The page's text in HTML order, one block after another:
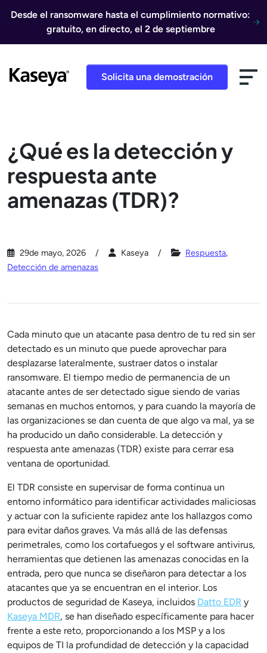
Desde el ransomware hasta el cumplimiento normativo:
gratuito, en directo, el 2 de septiembre
Solicita una demostración
¿Qué es la detección y
respuesta ante
amenazas (TDR)?
29de mayo, 2026 Kaseya Respuesta,
Detección de amenazas
Cada minuto que un atacante pasa dentro de tu red sin ser
detectado es un minuto que puede aprovechar para
desplazarse lateralmente, sustraer datos o instalar
ransomware. El tiempo medio de permanencia de un
atacante antes de ser detectado sigue siendo de varias
semanas en muchos entornos, y para cuando la mayoría de
las organizaciones se dan cuenta de que algo va mal, ya se
ha producido un daño considerable. La detección y
respuesta ante amenazas (TDR) existe para cerrar esa
ventana de oportunidad.
El TDR consiste en supervisar de forma continua un
entorno informático para identificar actividades maliciosas
y actuar con la suficiente rapidez ante los hallazgos como
para evitar daños graves. Va más allá de las defensas
perimetrales, como los cortafuegos y el software antivirus,
herramientas que detienen las amenazas conocidas en la
entrada, pero que nunca se diseñaron para detectar a los
atacantes que ya se encuentran en el interior. Los
productos de seguridad de Kaseya, incluidos Datto EDR y
Kaseya MDR, se han diseñado específicamente para hacer
frente a este reto, proporcionando a los MSP y a los
equipos de TI la profundidad de detección y la capacidad